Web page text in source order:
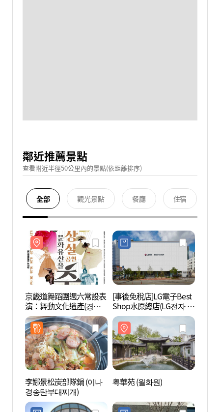
鄰近推薦景點
查看附近半徑50公里內的景點(依距離排序)
全部 觀光景點 餐廳 住宿
京畿道舞蹈團週六常設表
演：舞動文化遺產(경기
도무용단 토요상설공연:
문화유산을 춤추다)
[事後免稅店]LG電子Best
Shop水原總店(LG전자 베
스트샵 수원본점)
李娜景松炭部隊鍋 (이나
경송탄부대찌개)
粤華苑 (월화원)